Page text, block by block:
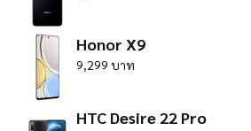
Honor X9
9,299 บาท
HTC Desire 22 Pro